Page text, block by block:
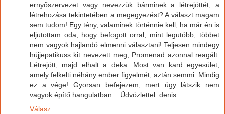
ernyőszervezet vagy nevezzük bárminek a létrejöttét, a
létrehozása tekintetében a megegyezést? A választ magam
sem tudom! Egy tény, valaminek történnie kell, ha már én is
eljutottam oda, hogy befogott orral, mint legutóbb, többet
nem vagyok hajlandó elmenni választani! Teljesen mindegy
hüjjepatikuss kit nevezett meg, Promenad azonnal reagált.
Létrejött, majd elhalt a deka. Most van kard egyesület,
amely felkelti néhány ember figyelmét, aztán semmi. Mindig
ez a vége! Gyorsan befejezem, mert úgy látszik nem
vagyok építő hangulatban... Üdvözlettel: denis
Válasz